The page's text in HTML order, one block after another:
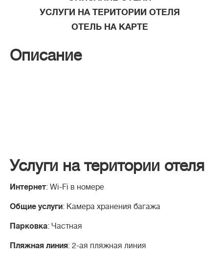
УСЛУГИ НА ТЕРИТОРИИ ОТЕЛЯ
ОТЕЛЬ НА КАРТЕ
Описание
Услуги на територии отеля
Интернет: Wi-Fi в номере
Общие услуги: Камера хранения багажа
Парковка: Частная
Пляжная линия: 2-ая пляжная линия